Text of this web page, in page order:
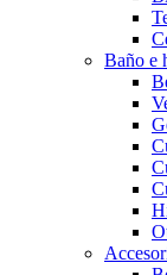
Baño e